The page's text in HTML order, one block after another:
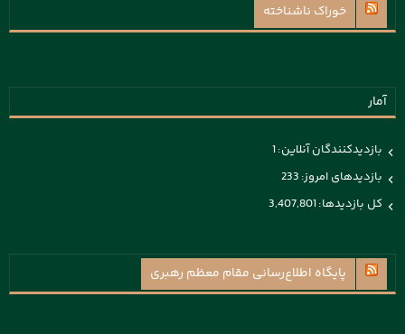
خوراک ناشناخته
آمار
بازدیدکنندگان آنلاین:1
بازدیدهای امروز: 233
کل بازدیدها:3,407,801
پايگاه اطلاع‌رسانی مقام معظم رهبری